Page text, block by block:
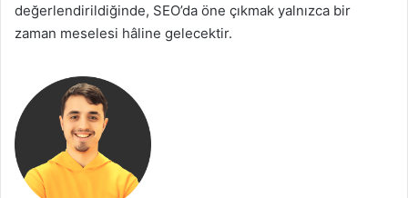
değerlendirildiğinde, SEO’da öne çıkmak yalnızca bir
zaman meselesi hâline gelecektir.